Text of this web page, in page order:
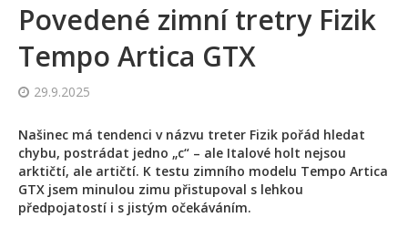
Povedené zimní tretry Fizik
Tempo Artica GTX
29.9.2025
Našinec má tendenci v názvu treter Fizik pořád hledat
chybu, postrádat jedno „c“ – ale Italové holt nejsou
arktičtí, ale artičtí. K testu zimního modelu Tempo Artica
GTX jsem minulou zimu přistupoval s lehkou
předpojatostí i s jistým očekáváním.